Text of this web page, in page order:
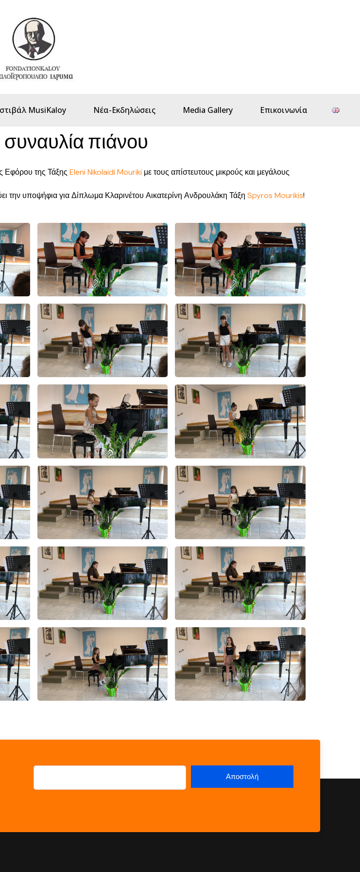
MusiKaloy Νέα-Εκδηλώσεις Media Gallery Επικοινωνία
πιάνου
Εφόρου της Τάξης Eleni Nikolaidi Mouriki με τους απίστευτους μικρούς και μεγάλους
την υποψήφια για Δίπλωμα Κλαρινέτου Αικατερίνη Ανδρουλάκη Τάξη Spyros Mourikis!